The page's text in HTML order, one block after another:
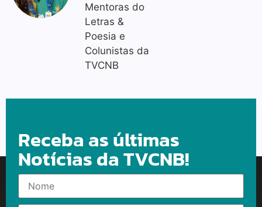
Mentoras do
Letras &
Poesia e
Colunistas da
TVCNB
Receba as últimas
Notícias da TVCNB!